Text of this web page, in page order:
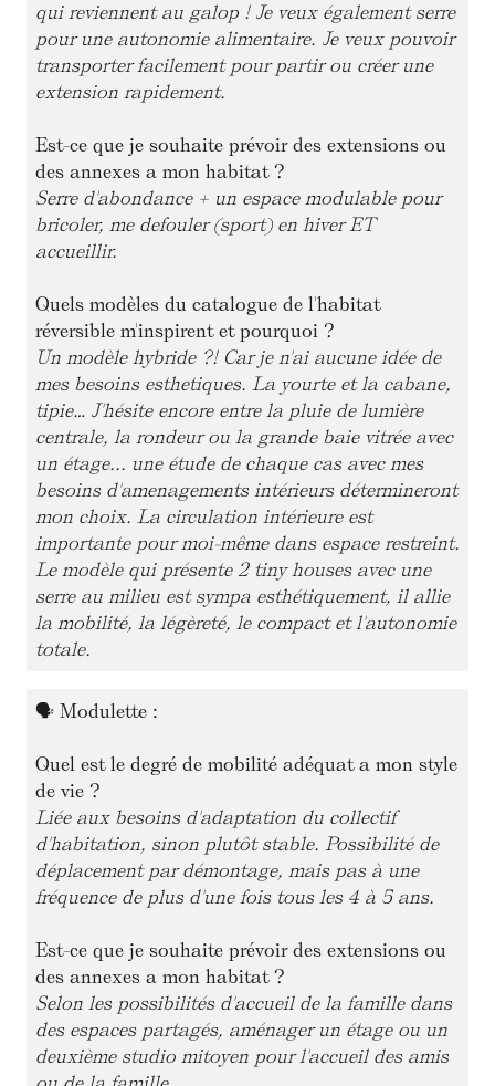
qui reviennent au galop ! Je veux également serre
pour une autonomie alimentaire. Je veux pouvoir
transporter facilement pour partir ou créer une
extension rapidement.
Est-ce que je souhaite prévoir des extensions ou
des annexes a mon habitat ?
Serre d'abondance + un espace modulable pour
bricoler, me defouler (sport) en hiver ET
accueillir.
Quels modèles du catalogue de l'habitat
réversible m'inspirent et pourquoi ?
Un modèle hybride ?! Car je n'ai aucune idée de
mes besoins esthetiques. La yourte et la cabane,
tipie… J'hésite encore entre la pluie de lumière
centrale, la rondeur ou la grande baie vitrée avec
un étage... une étude de chaque cas avec mes
besoins d'amenagements intérieurs détermineront
mon choix. La circulation intérieure est
importante pour moi-même dans espace restreint.
Le modèle qui présente 2 tiny houses avec une
serre au milieu est sympa esthétiquement, il allie
la mobilité, la légèreté, le compact et l'autonomie
totale.
🗣 Modulette :
Quel est le degré de mobilité adéquat a mon style
de vie ?
Liée aux besoins d'adaptation du collectif
d'habitation, sinon plutôt stable. Possibilité de
déplacement par démontage, mais pas à une
fréquence de plus d'une fois tous les 4 à 5 ans.
Est-ce que je souhaite prévoir des extensions ou
des annexes a mon habitat ?
Selon les possibilités d'accueil de la famille dans
des espaces partagés, aménager un étage ou un
deuxième studio mitoyen pour l'accueil des amis